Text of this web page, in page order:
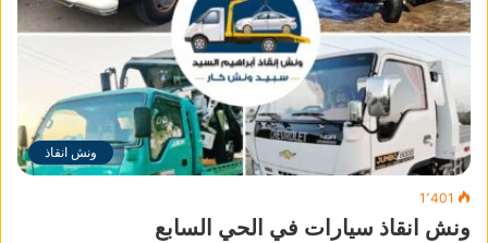
ونش انقاذ
1٬401
ونش انقاذ سيارات في الحي السابع